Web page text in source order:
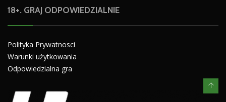
18+. GRAJ ODPOWIEDZIALNIE
Polityka Prywatnosci
Warunki użytkowania
Odpowiedzialna gra